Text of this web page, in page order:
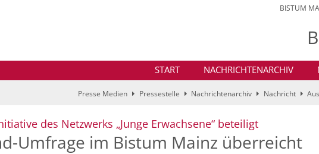
BISTUM
START NACHRICHTENARCHIV
Presse Medien Pressestelle Nachrichtenarchiv Nachricht
des Netzwerks „Junge Erwachsene“ beteiligt:
Umfrage im Bistum Mainz überreicht